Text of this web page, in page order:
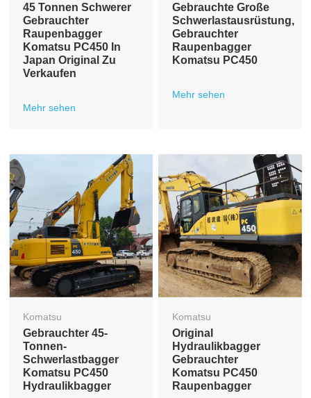
45 Tonnen Schwerer
Gebrauchter
Raupenbagger
Komatsu PC450 In
Japan Original Zu
Verkaufen
Mehr sehen
Gebrauchte Große
Schwerlastausrüstung,
Gebrauchter
Raupenbagger
Komatsu PC450
Mehr sehen
Komatsu
Gebrauchter 45-
Tonnen-
Schwerlastbagger
Komatsu PC450
Hydraulikbagger
Komatsu
Original
Hydraulikbagger
Gebrauchter
Komatsu PC450
Raupenbagger